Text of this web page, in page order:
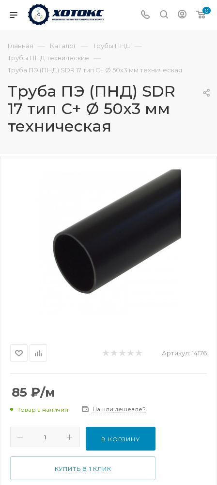
0
Главная — Каталог — Трубы ПНД —
Трубы ПНД технические —
Труба ПЭ (ПНД) SDR 17 тип С+ Ø 50х3 мм техническая
Труба ПЭ (ПНД) SDR
17 тип С+ Ø 50х3 мм
техническая
Артикул: 14176
85 ₽/м
Товар в наличии Нашли дешевле?
В КОРЗИНУ
КУПИТЬ В 1 КЛИК